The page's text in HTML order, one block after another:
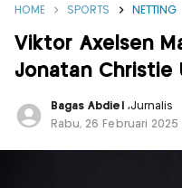
HOME SPORTS NETTING
Viktor Axelsen
Jonatan Christie
Bagas Abdiel ,Jurnalis
Rabu, 26 Februari 2025